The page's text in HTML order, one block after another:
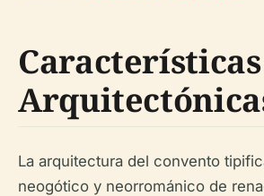
Características
La arquitectura del convento
neogótico y neorrománico de